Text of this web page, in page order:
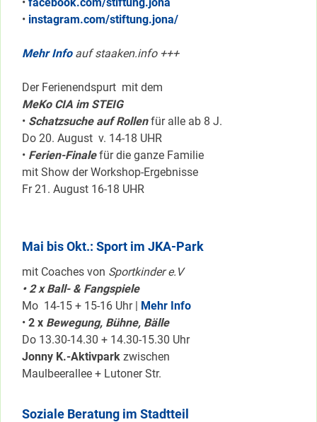
• facebook.com/stiftung.jona
• instagram.com/stiftung.jona/
Mehr Infoauf staaken.info +++
Der Ferienendspurt mit dem
MeKo CIA im STEIG
• Schatzsuche auf Rollenfür alle ab 8 J.
Do 20. August v. 14-18 UHR
• Ferien-Finalefür die ganze Familie
mit Show der Workshop-Ergebnisse
Fr 21. August 16-18 UHR
Mai bis Okt.: Sport im JKA-Park
mit Coaches von Sportkinder e.V
• 2 x Ball- & Fangspiele
Mo 14-15 + 15-16 Uhr | Mehr Info
• 2 x Bewegung, Bühne, Bälle
Do 13.30-14.30 + 14.30-15.30 Uhr
Jonny K.-Aktivpark zwischen
Maulbeerallee + Lutoner Str.
Soziale Beratung im Stadtteil